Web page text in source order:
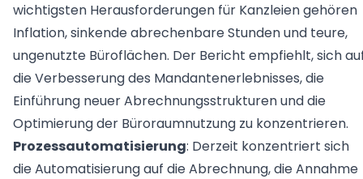
Legal Twin®
KI-Produkte
Contract Insights
KI-Vertragsanalyse für Unternehmen und
Smart Legal Research
KI-Agent zur Urteilsrecherche für Anwälte
Legal Twin
Add-Ons
KI-Agenten für Advoware und Winsolvenz
wichtigsten Herausforderungen für Kanzleien gehören
Inflation, sinkende abrechenbare Stunden und teure,
ungenutzte Büroflächen. Der Bericht empfiehlt, sich
die Verbesserung des Mandantenerlebnisses, die
Einführung neuer Abrechnungsstrukturen und die
Optimierung der Büroraumnutzung zu konzentrieren.
Prozessautomatisierung: Derzeit konzentriert sich
die Automatisierung auf die Abrechnung, die Annahme